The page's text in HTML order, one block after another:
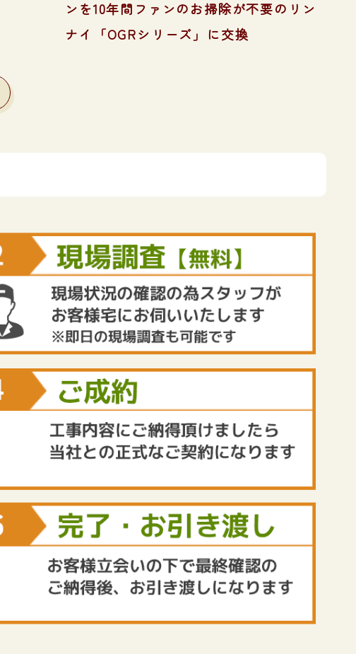
ンを10年間ファンのお掃除が不要のリン
ナイ「OGRシリーズ」に交換